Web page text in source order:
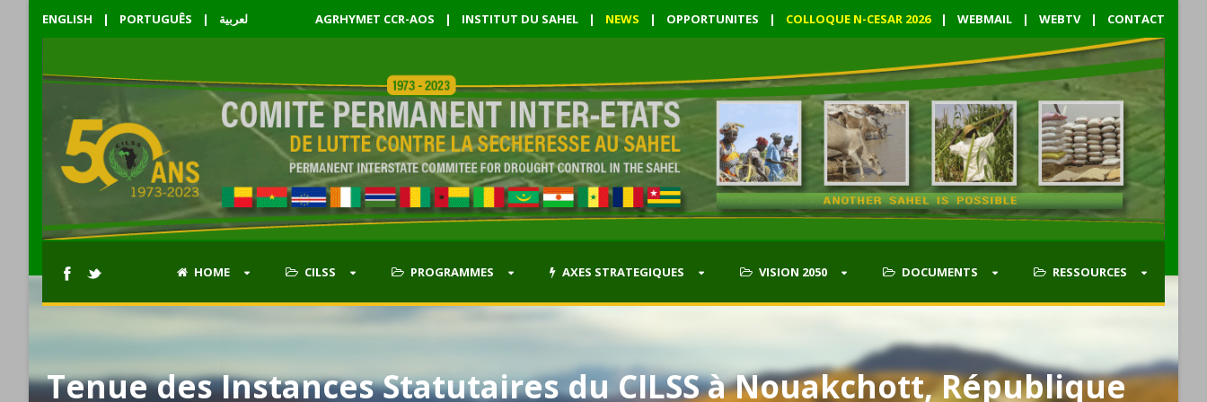
ENGLISH | PORTUGUÊS | لعربية AGRHYMET CCR-AOS | INSTITUT DU SAHEL | NEWS | OPPORTUNITES | COLLOQUE N-CESAR 2026 | WEBMAIL | WEBTV | CONTACT
HOME CILSS PROGRAMMES AXES STRATEGIQUES VISION 2050 DOCUMENTS RESSOURCES
Tenue des Instances Statutaires du CILSS à Nouakchott, République